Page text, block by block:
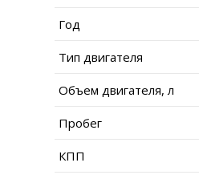
Год
Тип двигателя
Объем двигателя, л
Пробег
КПП